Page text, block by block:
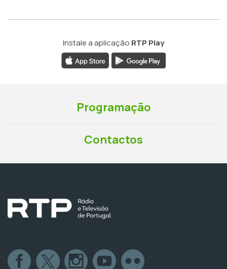
Instale a aplicação RTP Play
Programação
Contactos